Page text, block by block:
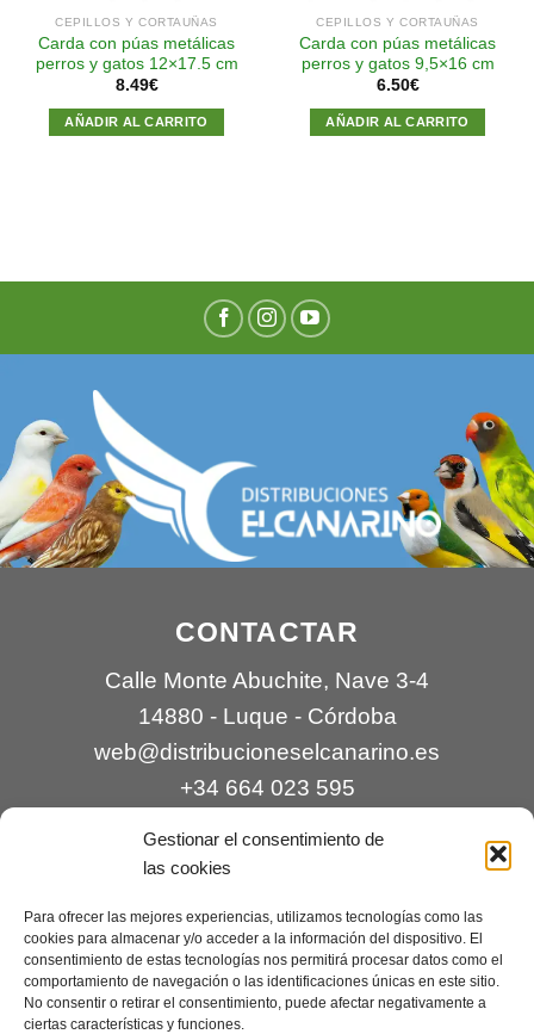
Gestionar el consentimiento de
las cookies
Para ofrecer las mejores experiencias, utilizamos tecnologías como las
cookies para almacenar y/o acceder a la información del dispositivo. El
consentimiento de estas tecnologías nos permitirá procesar datos como el
comportamiento de navegación o las identificaciones únicas en este sitio.
No consentir o retirar el consentimiento, puede afectar negativamente a
ciertas características y funciones.
CEPILLOS Y CORTAUÑAS
Carda con púas metálicas
perros y gatos 12×17.5 cm
8.49€
AÑADIR AL CARRITO
CEPILLOS Y CORTAUÑAS
Carda con púas metálicas
perros y gatos 9,5×16 cm
6.50€
AÑADIR AL CARRITO
CONTACTAR
Calle Monte Abuchite, Nave 3-4
14880 - Luque - Córdoba
web@distribucioneselcanarino.es
+34 664 023 595
Contacto|Incidencias|Devoluciones |